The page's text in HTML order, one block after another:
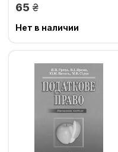
65 грн.
Нет в наличии